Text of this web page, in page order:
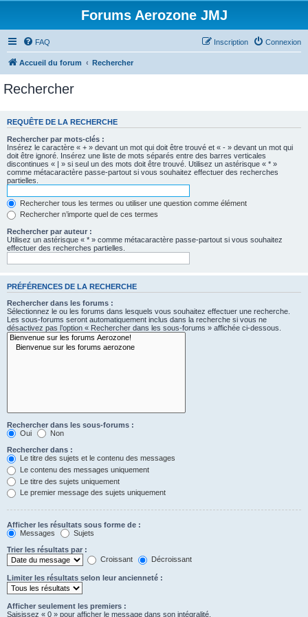
Forums Aerozone JMJ
FAQ Connexion
Inscription
Accueil du forum Rechercher
Rechercher
REQUÊTE DE LA RECHERCHE
Rechercher par mots-clés :
Insérez le caractère « + » devant un mot qui doit être trouvé et « - » devant un mot qui
doit être ignoré. Insérez une liste de mots séparés entre des barres verticales
discontinues « | » si seul un des mots doit être trouvé. Utilisez un astérisque « * »
comme métacaractère passe-partout si vous souhaitez effectuer des recherches
partielles.
Rechercher tous les termes ou utiliser une question comme élément
Rechercher n’importe quel de ces termes
Rechercher par auteur :
Utilisez un astérisque « * » comme métacaractère passe-partout si vous souhaitez
effectuer des recherches partielles.
PRÉFÉRENCES DE LA RECHERCHE
Rechercher dans les forums :
Sélectionnez le ou les forums dans lesquels vous souhaitez effectuer une recherche.
Les sous-forums seront automatiquement inclus dans la recherche si vous ne
désactivez pas l’option « Rechercher dans les sous-forums » affichée ci-dessous.
Rechercher dans les sous-forums :
Oui
Non
Rechercher dans :
Le titre des sujets et le contenu des messages
Le contenu des messages uniquement
Le titre des sujets uniquement
Le premier message des sujets uniquement
Afficher les résultats sous forme de :
Messages
Sujets
Trier les résultats par :
Croissant
Décroissant
Limiter les résultats selon leur ancienneté :
Afficher seulement les premiers :
Saisissez « 0 » pour afficher le message dans son intégralité.